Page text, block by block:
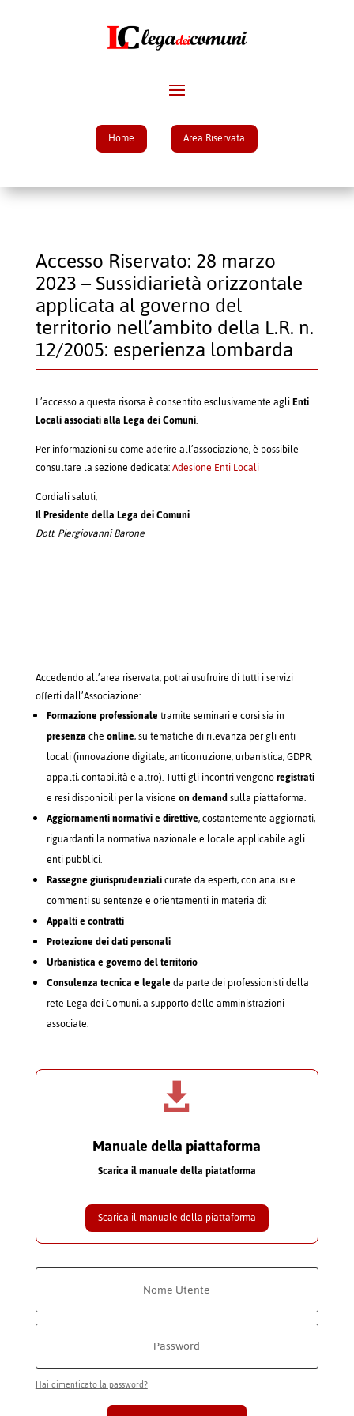
Home Area Riservata
Accesso Riservato: 28 marzo
2023 – Sussidiarietà orizzontale
applicata al governo del
territorio nell’ambito della L.R. n.
12/2005: esperienza lombarda
L’accesso a questa risorsa è consentito esclusivamente agliEnti
Locali associati alla Lega dei Comuni.
Per informazioni su come aderire all’associazione, è possibile
consultare la sezione dedicata:Adesione Enti Locali
Cordiali saluti,
Il Presidente della Lega dei Comuni
Dott. Piergiovanni Barone
Accedendo all’area riservata, potrai usufruire di tutti i servizi
offerti dall’Associazione:
Formazione professionaletramite seminari e corsi sia in
presenzacheonline, su tematiche di rilevanza per gli enti
locali (innovazione digitale, anticorruzione, urbanistica, GDPR,
appalti, contabilità e altro). Tutti gli incontri vengonoregistrati
e resi disponibili per la visioneon demandsulla piattaforma.
Aggiornamenti normativi e direttive, costantemente aggiornati,
riguardanti la normativa nazionale e locale applicabile agli
enti pubblici.
Rassegne giurisprudenzialicurate da esperti, con analisi e
commenti su sentenze e orientamenti in materia di:
Appalti e contratti
Protezione dei dati personali
Urbanistica e governo del territorio
Consulenza tecnica e legaleda parte dei professionisti della
rete Lega dei Comuni, a supporto delle amministrazioni
associate.

Manuale della piattaforma
Scarica il manuale della piatatforma
Scarica il manuale della piattaforma
Hai dimenticato la password?